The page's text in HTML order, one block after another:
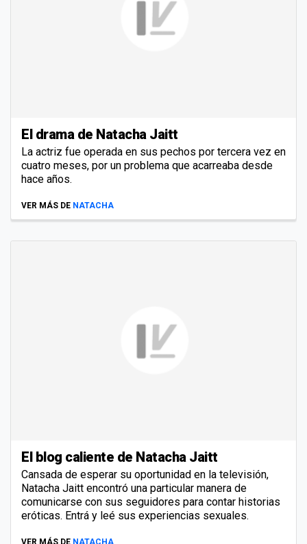
El drama de Natacha Jaitt
La actriz fue operada en sus pechos por tercera vez en
cuatro meses, por un problema que acarreaba desde
hace años.
VER MÁS DE NATACHA
El blog caliente de Natacha Jaitt
Cansada de esperar su oportunidad en la televisión,
Natacha Jaitt encontró una particular manera de
comunicarse con sus seguidores para contar historias
eróticas. Entrá y leé sus experiencias sexuales.
VER MÁS DE NATACHA